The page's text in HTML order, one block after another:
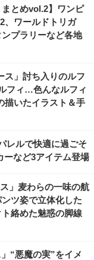
まとめvol.2】ワンピ
、ワールドトリガ
プラリーなど各地
ス」討ち入りのルフ
フィ…色んなルフィ
描いたイラスト＆手
レルで快適に過ごそ
ーなど3アイテム登場
」麦わらの一味の航
ツ姿で立体化した
絡めた魅惑の脚線
“悪魔の実”をイメ